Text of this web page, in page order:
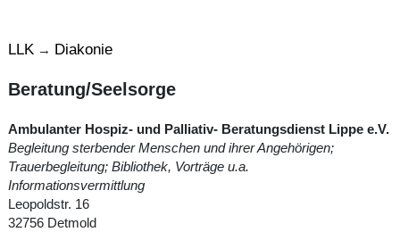
LLK → Diakonie
Beratung/Seelsorge
Ambulanter Hospiz- und Palliativ- Beratungsdienst Lippe e.V.
Begleitung sterbender Menschen und ihrer Angehörigen;
Trauerbegleitung; Bibliothek, Vorträge u.a.
Informationsvermittlung
Leopoldstr. 16
32756 Detmold